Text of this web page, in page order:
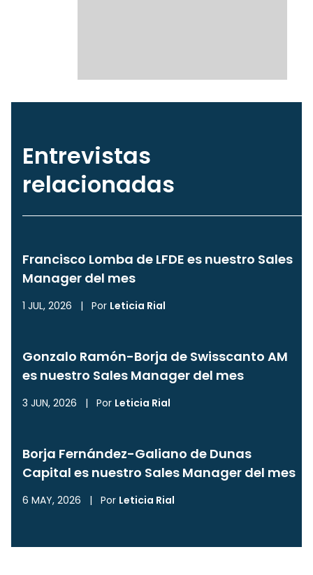
Entrevistas
relacionadas
Francisco Lomba de LFDE es nuestro Sales
Manager del mes
1 JUL, 2026 | Por Leticia Rial
Gonzalo Ramón-Borja de Swisscanto AM
es nuestro Sales Manager del mes
3 JUN, 2026 | Por Leticia Rial
Borja Fernández-Galiano de Dunas
Capital es nuestro Sales Manager del mes
6 MAY, 2026 | Por Leticia Rial